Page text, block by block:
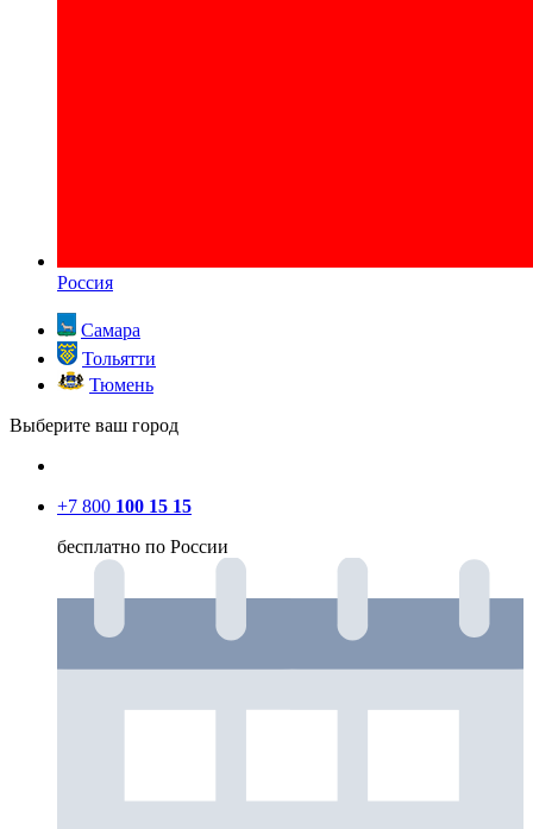
Россия
Самара
Тольятти
Тюмень
Выберите ваш город
+7 800 100 15 15
бесплатно по России